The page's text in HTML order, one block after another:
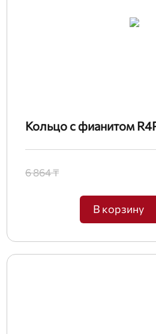
Кольцо с фианитом
6 864 ₸
В корзину